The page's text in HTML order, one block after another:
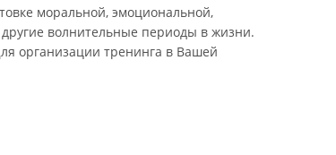
моральной, эмоциональной,
другие волнительные периоды в жизни.
организации тренинга в Вашей